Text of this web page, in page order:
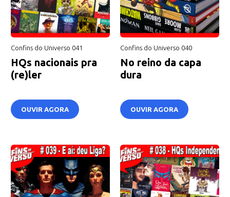
Confins do Universo 041
HQs nacionais pra
(re)ler
OUVIR AGORA
Confins do Universo 040
No reino da capa
dura
OUVIR AGORA